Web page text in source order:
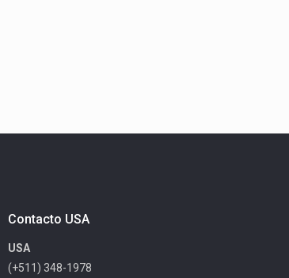
Contacto USA
USA
(+511) 348-1978